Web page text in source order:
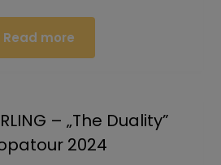
Read more
– „The Duality”
2024